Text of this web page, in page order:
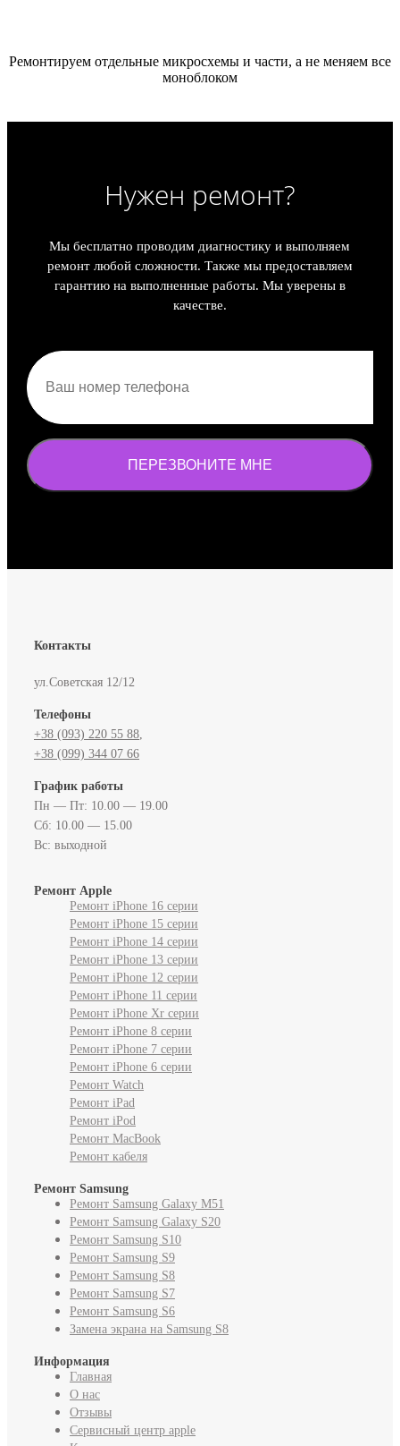
Ремонтируем отдельные микросхемы и части, а не меняем все
моноблоком
Нужен ремонт?
Мы бесплатно проводим диагностику и выполняем
ремонт любой сложности. Также мы предоставляем
гарантию на выполненные работы. Мы уверены в
качестве.
Контакты
ул.Советская 12/12
Телефоны
+38 (093) 220 55 88‬
+38 (099) 344 07 66
График работы
Пн — Пт: 10.00 — 19.00
Сб: 10.00 — 15.00
Вс: выходной
Ремонт Apple
Ремонт iPhone 16 серии
Ремонт iPhone 15 серии
Ремонт iPhone 14 серии
Ремонт iPhone 13 серии
Ремонт iPhone 12 серии
Ремонт iPhone 11 серии
Ремонт iPhone Xr серии
Ремонт iPhone 8 серии
Ремонт iPhone 7 серии
Ремонт iPhone 6 серии
Ремонт Watch
Ремонт iPad
Ремонт iPod
Ремонт MacBook
Ремонт кабеля
Ремонт Samsung
Ремонт Samsung Galaxy M51
Ремонт Samsung Galaxy S20
Ремонт Samsung S10
Ремонт Samsung S9
Ремонт Samsung S8
Ремонт Samsung S7
Ремонт Samsung S6
Замена экрана на Samsung S8
Информация
Главная
О нас
Отзывы
Cервисный центр apple